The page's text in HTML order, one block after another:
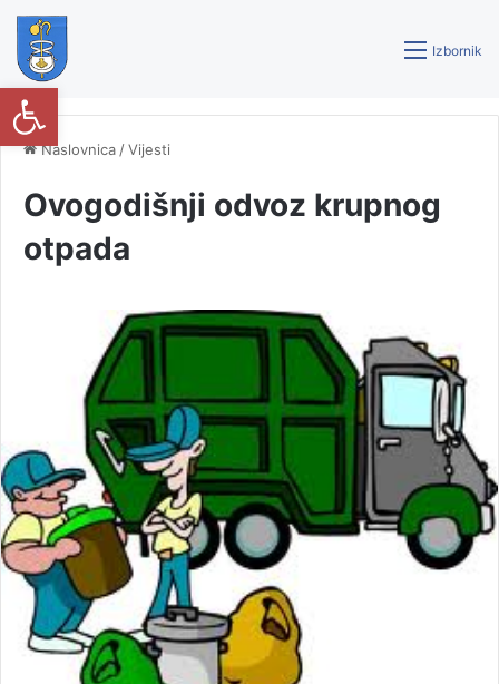
Izbornik
Naslovnica /Vijesti
Ovogodišnji odvoz krupnog
otpada
Open toolbar